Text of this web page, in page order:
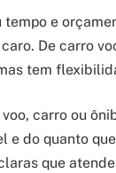
tempo e
De carro
tem
carro ou
e do quanto
que